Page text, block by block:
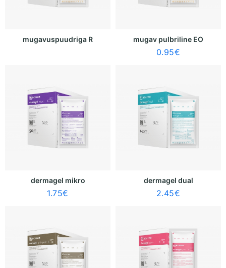
mugavuspuudriga R mugav pulbriline EO
0.95€
dermagel mikro
1.75€
dermagel dual
2.45€